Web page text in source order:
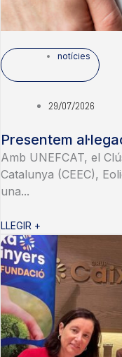
notícies
29/07/2026
Presentem
Amb UNEFCAT, el
Catalunya (CEEC),
una...
LLEGIR +